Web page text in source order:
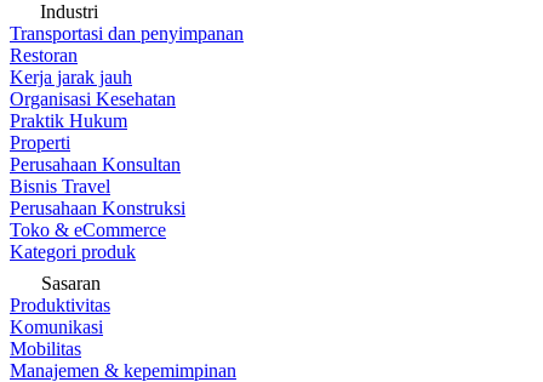
Industri
Transportasi dan penyimpanan
Restoran
Kerja jarak jauh
Organisasi Kesehatan
Praktik Hukum
Properti
Perusahaan Konsultan
Bisnis Travel
Perusahaan Konstruksi
Toko & eCommerce
Kategori produk
Sasaran
Produktivitas
Komunikasi
Mobilitas
Manajemen & kepemimpinan